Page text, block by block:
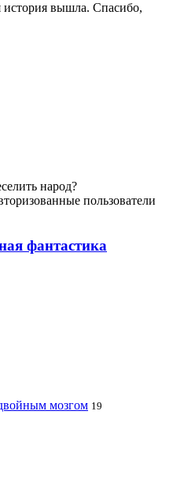
история вышла. Спасибо,
народ?
пользователи
фантастика
мозгом 19